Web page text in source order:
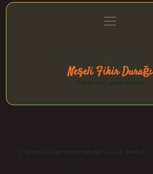
Gizlilik Politikası
menüyü
aç
Neşeli Fikir Durağı
Etiket: Hakkın Muhtel olması ne demek